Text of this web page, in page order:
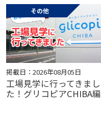
その他
掲載日：2026年08月05日
工場見学に行ってきまし
た！グリコピアCHIBA編